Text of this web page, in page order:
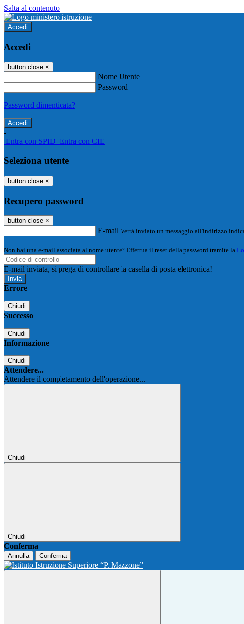
Salta al contenuto
Accedi
Accedi
button close ×
Nome Utente
Password
Password dimenticata?
-
Entra con SPID Entra con CIE
Seleziona utente
button close ×
Recupero password
button close ×
E-mail Verrà inviato un messaggio all'indirizzo
Non hai una e-mail associata al nome utente? Effettua il reset della password tramite la
E-mail inviata, si prega di controllare la casella di posta elettronica!
Errore
Chiudi
Successo
Chiudi
Informazione
Chiudi
Attendere...
Attendere il completamento dell'operazione...
Chiudi
Chiudi
Conferma
Annulla Conferma